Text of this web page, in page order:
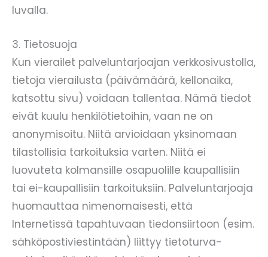
luvalla.
3. Tietosuoja
Kun vierailet palveluntarjoajan verkkosivustolla,
tietoja vierailusta (päivämäärä, kellonaika,
katsottu sivu) voidaan tallentaa. Nämä tiedot
eivät kuulu henkilötietoihin, vaan ne on
anonymisoitu. Niitä arvioidaan yksinomaan
tilastollisia tarkoituksia varten. Niitä ei
luovuteta kolmansille osapuolille kaupallisiin
tai ei-kaupallisiin tarkoituksiin. Palveluntarjoaja
huomauttaa nimenomaisesti, että
Internetissä tapahtuvaan tiedonsiirtoon (esim.
sähköpostiviestintään) liittyy tietoturva-